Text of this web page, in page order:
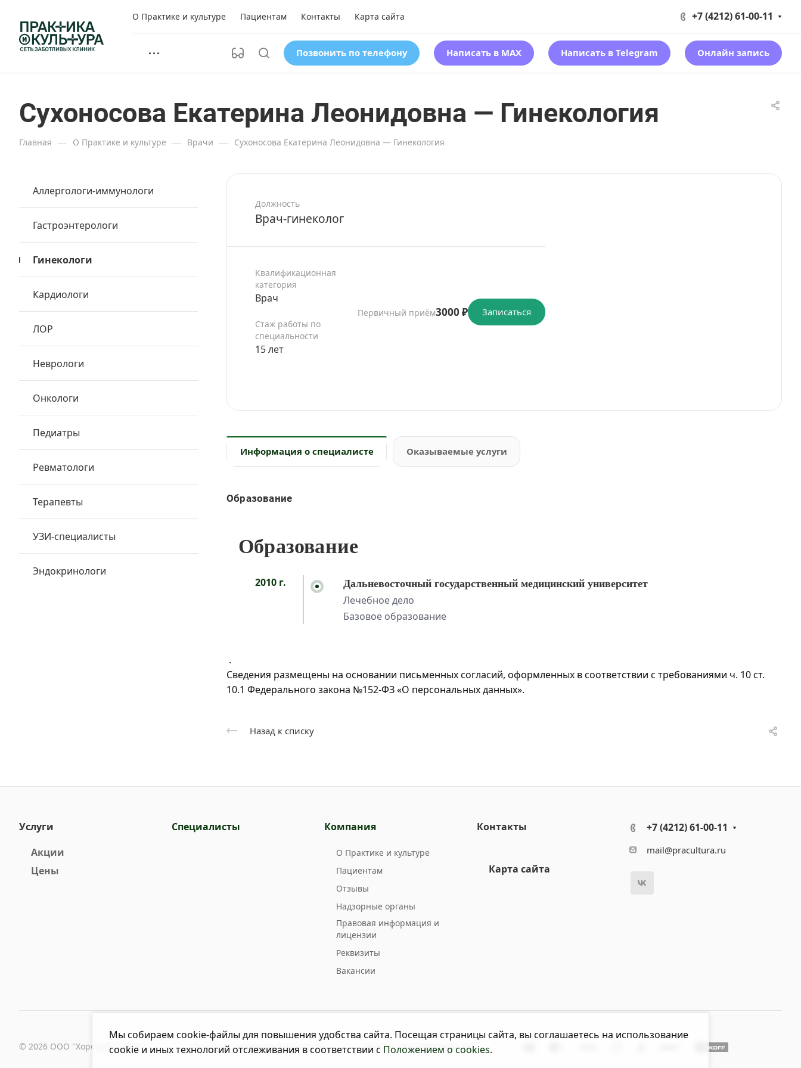
О Практике и культуре Пациентам Контакты Карта сайта +7 (4212) 61-00-11
Позвонить по телефону Написать в MAX Написать в Telegram Онлайн запись
Сухоносова Екатерина Леонидовна — Гинекология
Главная — О Практике и культуре — Врачи — Сухоносова Екатерина Леонидовна — Гинекология
Должность
Врач-гинеколог
Квалификационная
категория
Врач
Стаж работы по
специальности
15 лет
Первичный приём3000 ₽ Записаться
Информация о специалисте Оказываемые услуги
Образование
Образование
2010 г. Дальневосточный государственный медицинский университет
Лечебное дело
Базовое образование
.
Сведения размещены на основании письменных согласий, оформленных в соответствии с требованиями ч. 10 ст.
10.1 Федерального закона №152-ФЗ «О персональных данных».
Назад к списку
Аллергологи-иммунологи
Гастроэнтерологи
Гинекологи
Кардиологи
ЛОР
Неврологи
Онкологи
Педиатры
Ревматологи
Терапевты
УЗИ-специалисты
Эндокринологи
Услуги
Акции
Цены
Специалисты Компания
О Практике и культуре
Пациентам
Отзывы
Надзорные органы
Правовая информация и
лицензии
Реквизиты
Вакансии
Контакты
Карта сайта
+7 (4212) 61-00-11
mail@pracultura.ru
© 2026 ООО "Хороший Доктор" Политика конфиденциальности Версия для слабовидящих
Мы собираем cookie-файлы для повышения удобства сайта. Посещая страницы сайта, вы соглашаетесь на использование
cookie и иных технологий отслеживания в соответствии с Положением о cookies.